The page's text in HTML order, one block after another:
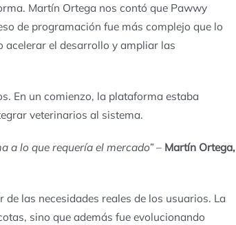
Martín Ortega nos contó que Pawwy
de programación fue más complejo que lo
acelerar el desarrollo y ampliar las
. En un comienzo, la plataforma estaba
veterinarios al sistema.
a lo que requería el mercado”– Martín Ortega,
las necesidades reales de los usuarios. La
sino que además fue evolucionando